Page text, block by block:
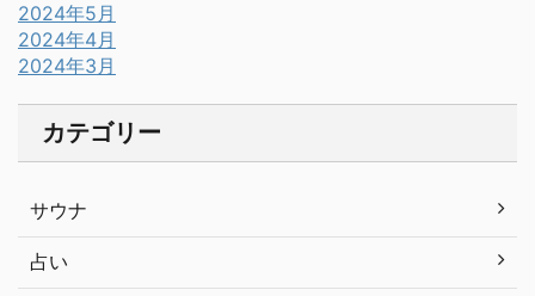
2024年5月
2024年4月
2024年3月
カテゴリー
サウナ
占い